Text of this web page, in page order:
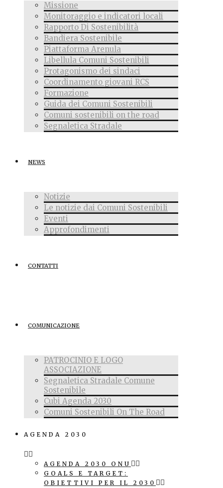
Missione
Monitoraggio e indicatori locali
Rapporto Di Sostenibilità
Bandiera Sostenibile
Piattaforma Arenula
Libellula Comuni Sostenibili
Protagonismo dei sindaci
Coordinamento giovani RCS
Formazione
Guida dei Comuni Sostenibili
Comuni sostenibili on the road
Segnaletica Stradale
NEWS
Notizie
Le notizie dai Comuni Sostenibili
Eventi
Approfondimenti
CONTATTI
COMUNICAZIONE
PATROCINIO E LOGO
ASSOCIAZIONE
Segnaletica Stradale Comune
Sostenibile
Cubi Agenda 2030
Comuni Sostenibili On The Road
AGENDA 2030
AGENDA 2030 ONU
GOALS E TARGET:
OBIETTIVI PER IL 2030